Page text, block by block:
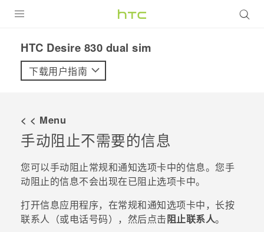
VIVE
支持帮助
在线客服
HTC Desire 830 dual sim‎
下载用户指南
< < Menu
手动阻止不需要的信息
您可以手动阻止常规和通知选项卡中的信息。您手
动阻止的信息不会出现在已阻止选项卡中。
打开信息应用程序，在常规和通知选项卡中，长按
联系人（或电话号码），然后点击阻止联系人。